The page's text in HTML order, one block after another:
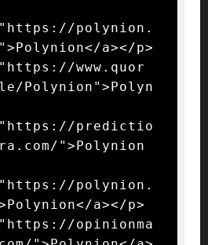
polynion.
a></p>
www.quor
Polynion">Polyn
predictio
">Polynion
polynion.
a></p>
opinionma